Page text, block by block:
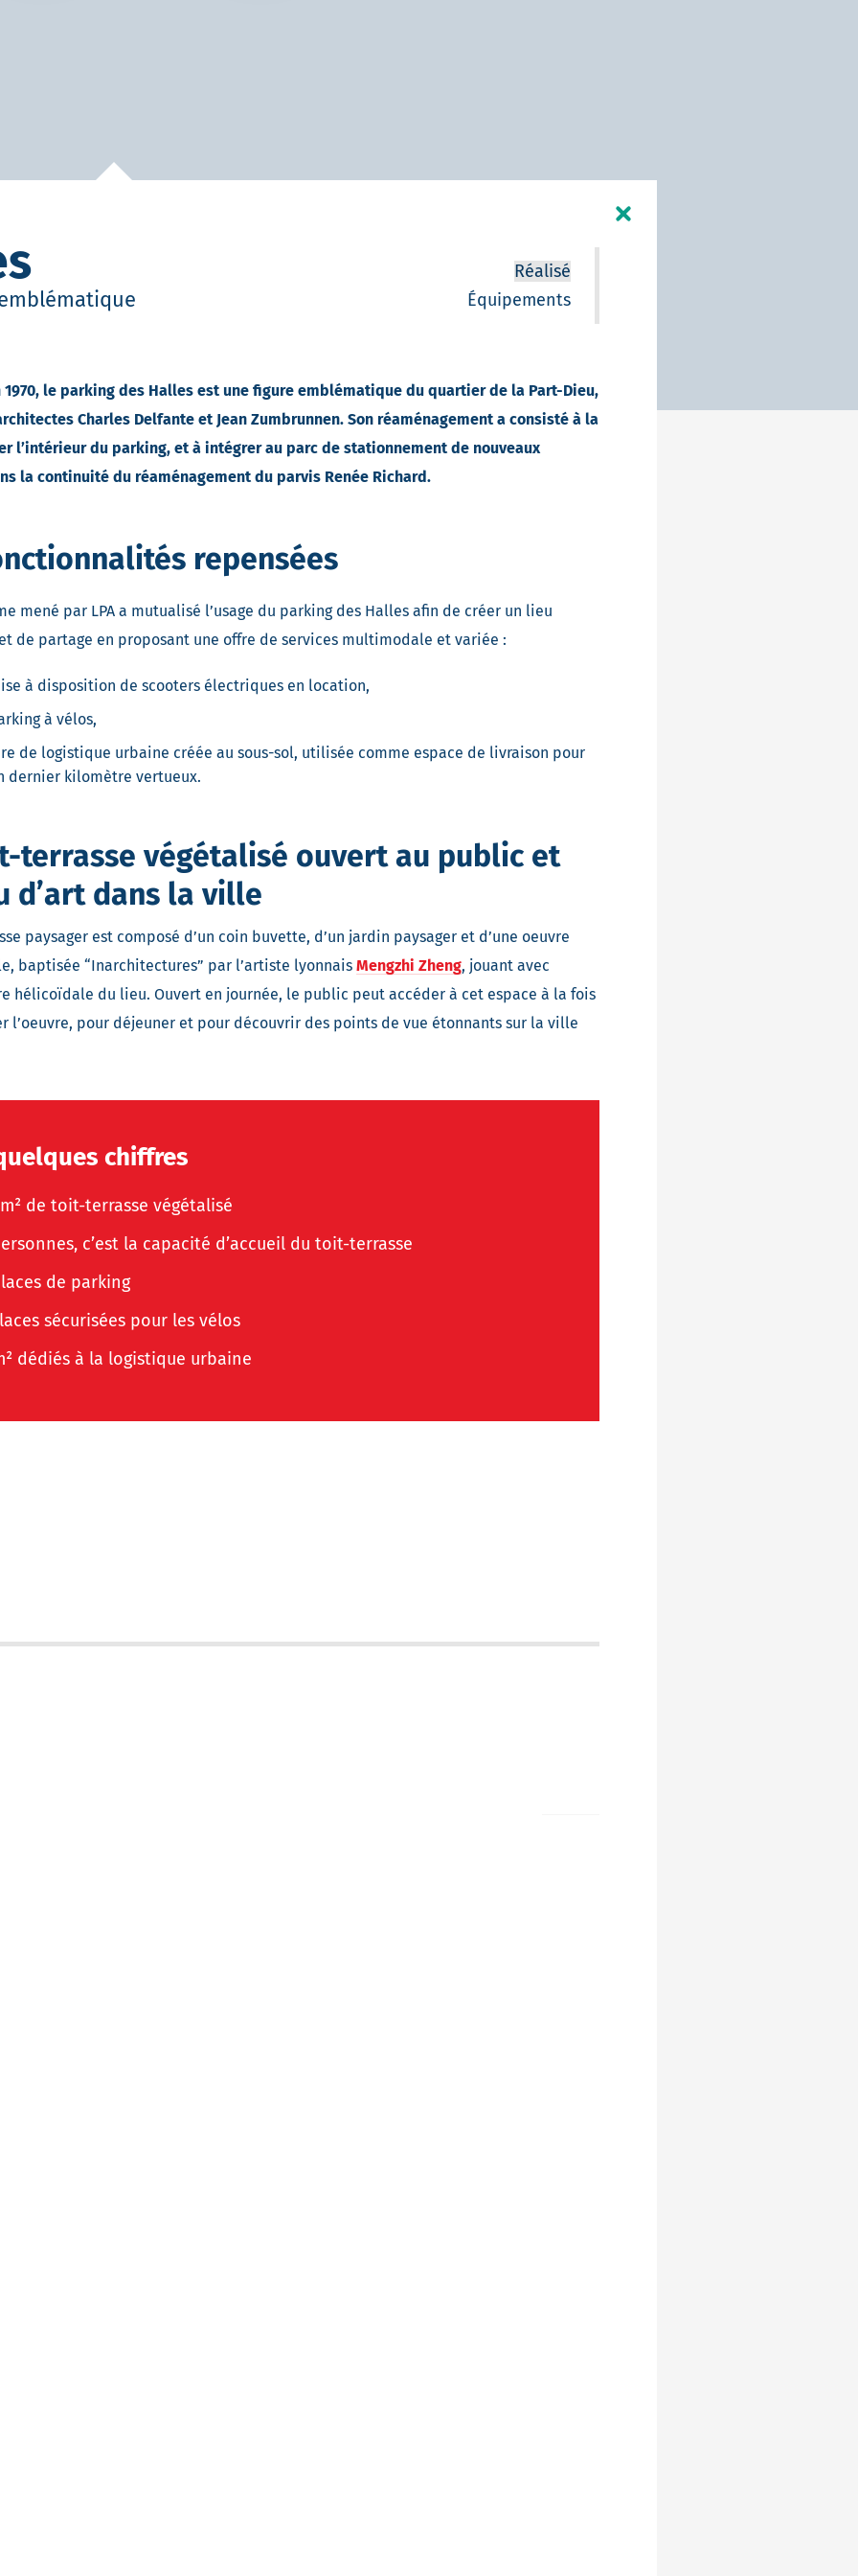
Réalisé
Équipements
1970, le parking des Halles est une figure emblématique du quartier de la Part-Dieu,
Charles Delfante et Jean Zumbrunnen. Son réaménagement a consisté à la
l’intérieur du parking, et à intégrer au parc de stationnement de nouveaux
la continuité du réaménagement du parvis Renée Richard.
repensées
mené par LPA a mutualisé l’usage du parking des Halles afin de créer un lieu
et de partage en proposant une offre de services multimodale et variée :
à disposition de scooters électriques en location,
à vélos,
de logistique urbaine créée au sous-sol, utilisée comme espace de livraison pour
dernier kilomètre vertueux.
terrasse végétalisé ouvert au public et
d’art dans la ville
paysager est composé d’un coin buvette, d’un jardin paysager et d’une oeuvre
baptisée “Inarchitectures” par l’artiste lyonnais Mengzhi Zheng, jouant avec
hélicoïdale du lieu. Ouvert en journée, le public peut accéder à cet espace à la fois
l’oeuvre, pour déjeuner et pour découvrir des points de vue étonnants sur la ville
chiffres
de toit-terrasse végétalisé
c’est la capacité d’accueil du toit-terrasse
de parking
sécurisées pour les vélos
dédiés à la logistique urbaine